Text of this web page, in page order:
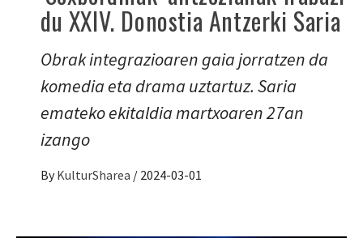
du XXIV. Donostia Antzerki Saria
Obrak integrazioaren gaia jorratzen da
komedia eta drama uztartuz. Saria
emateko ekitaldia martxoaren 27an
izango
By KulturSharea / 2024-03-01